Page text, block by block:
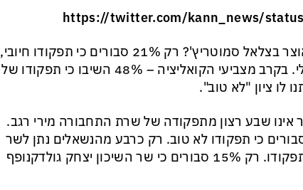
https://twitter.com/kann_news/
מה חשבו המשיבים על שר האוצר בצלאל סמוטריץ'? רק 21% סבורים כי תפקודו חיובי,
67% נתנו לסמוטריץ' ציון שלילי. בקרב מצביעי הקואליציה – 48% השיבו כי תפקודו של
אינו שבע רצון מתפקודה של שרת התחבורה מירי רגב.
כי תפקודו לא טוב. רק כרבע מהנשאלים נתן לשר
החינוך יואב קיש ציון חיובי על תפקודו. רק 15% סבורים כי שר השיכון יצחק גולדקנופף